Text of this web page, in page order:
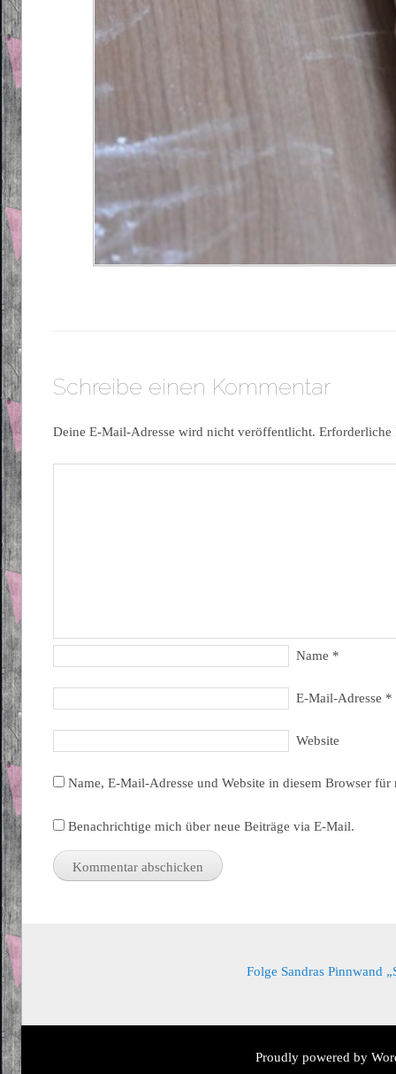
Schreibe einen Kommentar
Deine E-Mail-Adresse wird nicht veröffentlicht.
Name *
E-Mail-Adresse *
Website
Name, E-Mail-Adresse und Website in diesem Browser
Benachrichtige mich über neue Beiträge via E-Mail.
Folge Sandras Pinnwand
Proudly powered by